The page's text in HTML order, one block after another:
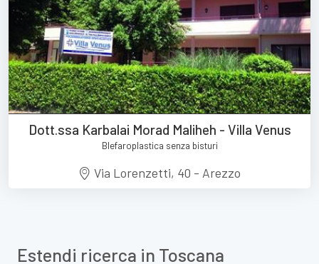
Dott.ssa Karbalai Morad Maliheh - Villa Venus
Blefaroplastica senza bisturi
Via Lorenzetti, 40 - Arezzo
Estendi ricerca in Toscana